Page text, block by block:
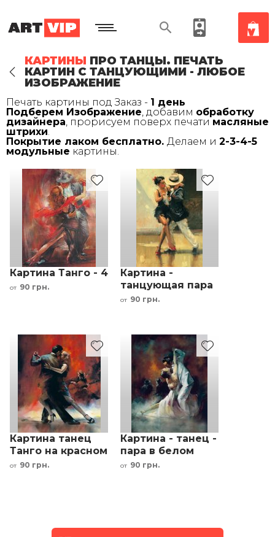
КАРТИНЫ ПРО ТАНЦЫ. ПЕЧАТЬ
КАРТИН С ТАНЦУЮЩИМИ - ЛЮБОЕ
ИЗОБРАЖЕНИЕ
Печать картины под Заказ - 1 день
Подберем Изображение, добавим обработку
дизайнера, прорисуем поверх печати масляные
штрихи.
Покрытие лаком бесплатно. Делаем и 2-3-4-5
модульные картины.
Картина Танго - 4
от 90 грн.
Картина -
танцующая пара
от 90 грн.
Картина танец
Танго на красном
фоне
от 90 грн.
Картина - танец -
пара в белом
от 90 грн.